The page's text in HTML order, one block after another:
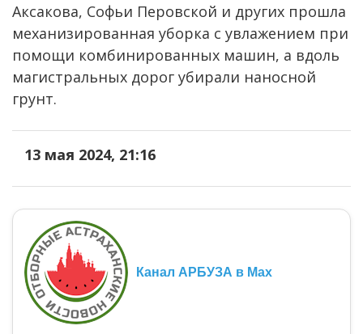
Аксакова, Софьи Перовской и других прошла
механизированная уборка с увлажением при
помощи комбинированных машин, а вдоль
магистральных дорог убирали наносной
грунт.
13 мая 2024, 21:16
Канал АРБУЗА в Max